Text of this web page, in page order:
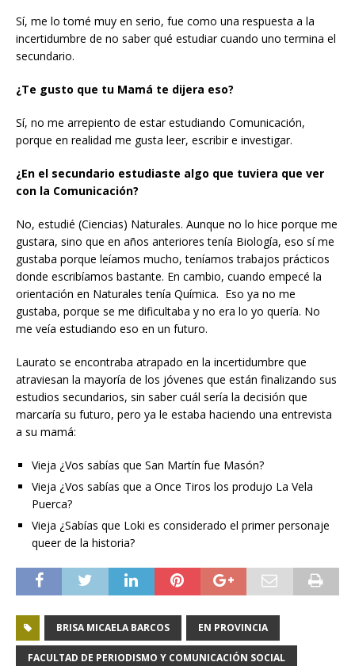
Sí, me lo tomé muy en serio, fue como una respuesta a la
incertidumbre de no saber qué estudiar cuando uno termina el
secundario.
¿Te gusto que tu Mamá te dijera eso?
Sí, no me arrepiento de estar estudiando Comunicación,
porque en realidad me gusta leer, escribir e investigar.
¿En el secundario estudiaste algo que tuviera que ver
con la Comunicación?
No, estudié (Ciencias) Naturales. Aunque no lo hice porque me
gustara, sino que en años anteriores tenía Biología, eso sí me
gustaba porque leíamos mucho, teníamos trabajos prácticos
donde escribíamos bastante. En cambio, cuando empecé la
orientación en Naturales tenía Química. Eso ya no me
gustaba, porque se me dificultaba y no era lo yo quería. No
me veía estudiando eso en un futuro.
Laurato se encontraba atrapado en la incertidumbre que
atraviesan la mayoría de los jóvenes que están finalizando sus
estudios secundarios, sin saber cuál sería la decisión que
marcaría su futuro, pero ya le estaba haciendo una entrevista
a su mamá:
Vieja ¿Vos sabías que San Martín fue Masón?
Vieja ¿Vos sabías que a Once Tiros los produjo La Vela
Puerca?
Vieja ¿Sabías que Loki es considerado el primer personaje
queer de la historia?
BRISA MICAELA BARCOS EN PROVINCIA
FACULTAD DE PERIODISMO Y COMUNICACIÓN SOCIAL